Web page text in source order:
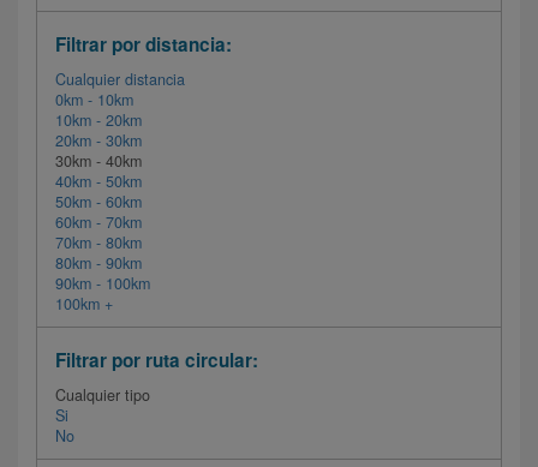
Filtrar por distancia:
Cualquier distancia
0km - 10km
10km - 20km
20km - 30km
30km - 40km
40km - 50km
50km - 60km
60km - 70km
70km - 80km
80km - 90km
90km - 100km
100km +
Filtrar por ruta circular:
Cualquier tipo
Si
No